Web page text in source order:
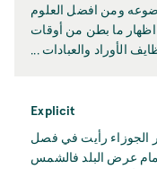
ومن افضل العلوم
اظهار ما بطن من أوقات
الأوراد والعبادات ...
Explicit
الجوزاء رأیت في فصل
عرض البلد فالشمس